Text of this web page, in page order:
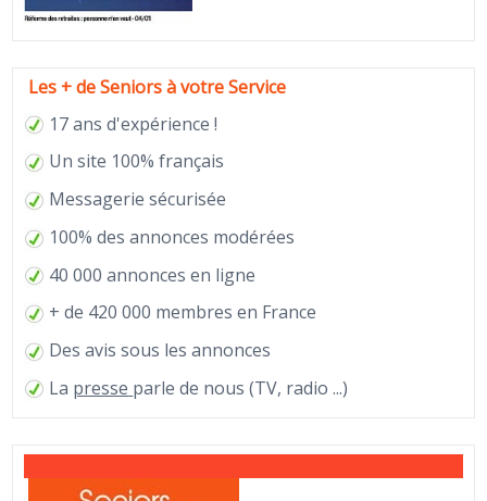
Les + de Seniors à votre Service
17 ans d'expérience !
Un site 100% français
Messagerie sécurisée
100% des annonces modérées
40 000 annonces en ligne
+ de 420 000 membres en France
Des avis sous les annonces
La presse parle de nous (TV, radio ...)